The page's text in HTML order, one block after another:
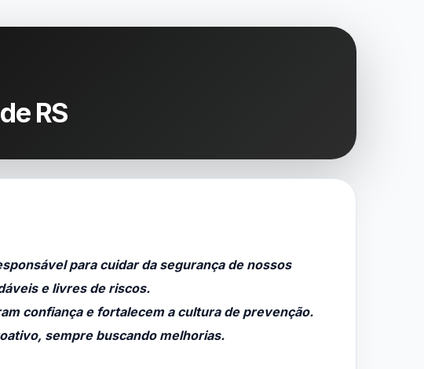
RS
para cuidar da segurançade nossos
e livres de riscos.
confiança e fortalecem a cultura de prevenção.
sempre buscando melhorias.